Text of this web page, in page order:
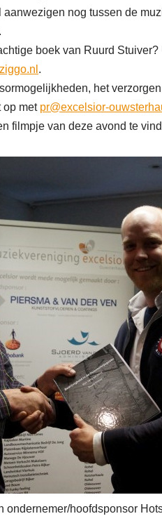
nog tussen de
boek van Ruurd
.
het
op met pr@excelsior-
filmpje van deze avond te
ondernemer/hoofdsponsor